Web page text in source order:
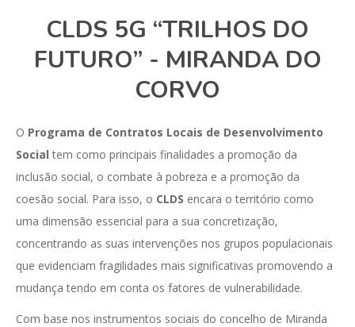
CLDS 5G “TRILHOS DO
FUTURO” - MIRANDA DO
CORVO
O Programa de Contratos Locais de Desenvolvimento
Social tem como principais finalidades a promoção da
inclusão social, o combate à pobreza e a promoção da
coesão social. Para isso, o CLDS encara o território como
uma dimensão essencial para a sua concretização,
concentrando as suas intervenções nos grupos populacionais
que evidenciam fragilidades mais significativas promovendo a
mudança tendo em conta os fatores de vulnerabilidade.
Com base nos instrumentos sociais do concelho de Miranda